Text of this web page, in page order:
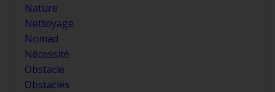
Nature
Nettoyage
Nomad
Nécessité
Obstacle
Obstacles